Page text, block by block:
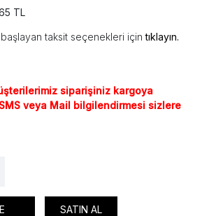
TL
taksit seçenekleri içintıklayın.
siparişiniz kargoya
veya Mail bilgilendirmesi sizlere
SATIN AL